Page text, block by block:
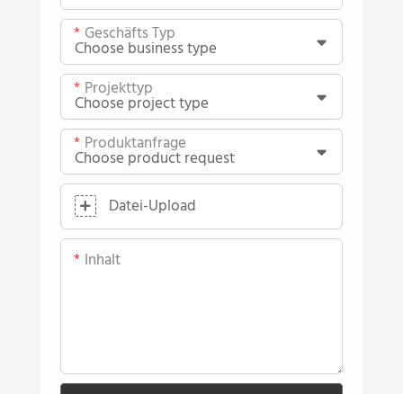
Geschäfts Typ
Projekttyp
Produktanfrage
Datei-Upload
Inhalt